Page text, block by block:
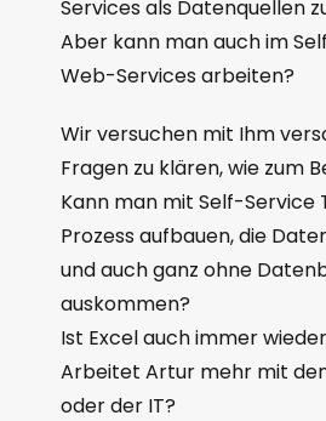
Services als Datenquellen
Aber kann man auch im
Web-Services arbeiten?
Wir versuchen mit Ihm
Fragen zu klären, wie zum
Kann man mit Self-Service
Prozess aufbauen, die
und auch ganz ohne
auskommen?
Ist Excel auch immer
Arbeitet Artur mehr mit
oder der IT?